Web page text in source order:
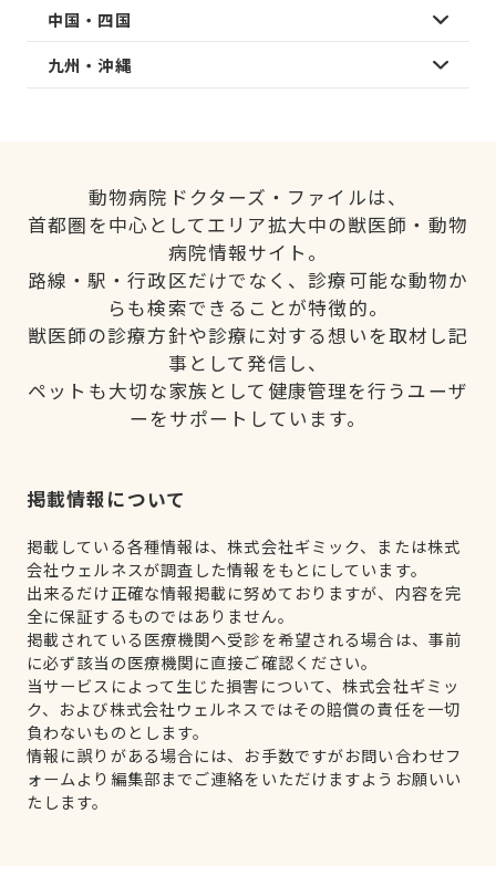
中国・四国
九州・沖縄
動物病院ドクターズ・ファイルは、
首都圏を中心としてエリア拡大中の獣医師・動物
病院情報サイト。
路線・駅・行政区だけでなく、診療可能な動物か
らも検索できることが特徴的。
獣医師の診療方針や診療に対する想いを取材し記
事として発信し、
ペットも大切な家族として健康管理を行うユーザ
ーをサポートしています。
掲載情報について
掲載している各種情報は、株式会社ギミック、または株式
会社ウェルネスが調査した情報をもとにしています。
出来るだけ正確な情報掲載に努めておりますが、内容を完
全に保証するものではありません。
掲載されている医療機関へ受診を希望される場合は、事前
に必ず該当の医療機関に直接ご確認ください。
当サービスによって生じた損害について、株式会社ギミッ
ク、および株式会社ウェルネスではその賠償の責任を一切
負わないものとします。
情報に誤りがある場合には、お手数ですがお問い合わせフ
ォームより編集部までご連絡をいただけますようお願いい
たします。